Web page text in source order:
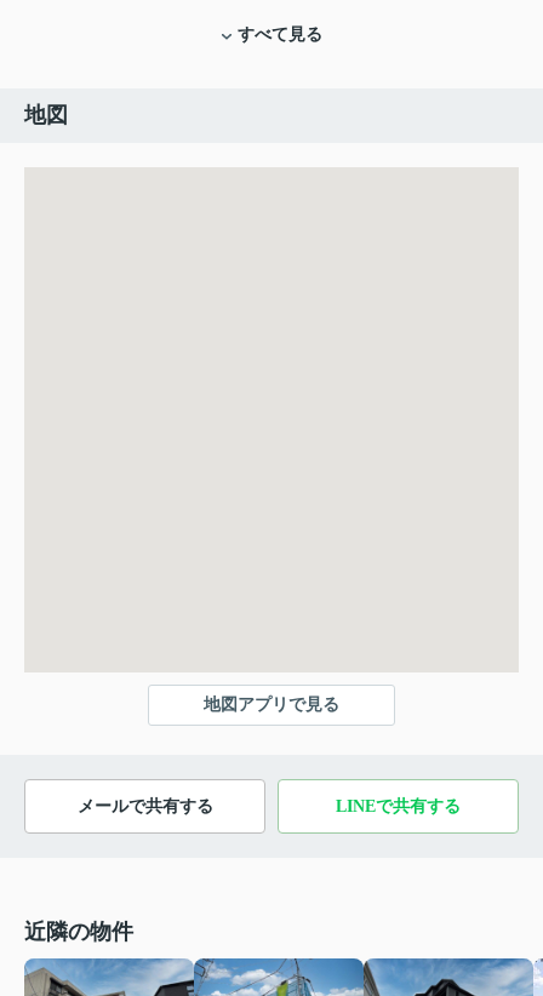
すべて見る
地図
地図アプリで見る
メールで共有する LINEで共有する
近隣の物件